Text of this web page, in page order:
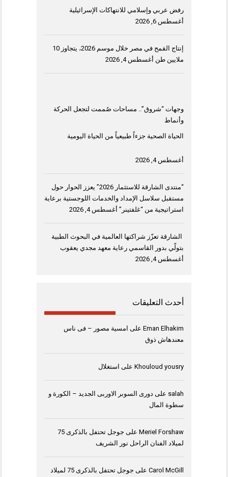
رفض عربي وإسلامي للانتهاكات الإسرائيلية
أغسطس 6, 2026
إنتاج القمح في مصر خلال موسم 2026، يتجاوز 10
ملايين طن أغسطس 4, 2026
وجهات “شروق”.. مساحات صُممت لتجعل الحركة
وأنماط
الحياة الصحية جزءاً طبيعياً من الحياة اليومية
أغسطس 4, 2026
“منتدى الشارقة للاستثمار 2026” يعزز الحوار حول
مستقبل سلاسل الإمداد والخدمات اللوجستية برعاية
استراتيجية من “غلفتينر” أغسطس 4, 2026
الشارقة تعزّز شراكتها العالمية في البحوث الطبية
بتولّي بدور القاسمي رعاية معهد مجدي يعقوب
أغسطس 4, 2026
أحدث التعليقات
Eman Elhakim على امسية مصور – فى ناس
معندهاش ذوق
Khouloud yousry على استغلال
salah على دورى السوبر الاوربى الجديد – الكورة و
سطوة المال
Meriel Forshaw على
جوجل تحتفل بالذكرى 75
لميلاد الفنان الراحل نور الشريف
Carol McGill على
جوجل تحتفل بالذكرى 75 لميلاد